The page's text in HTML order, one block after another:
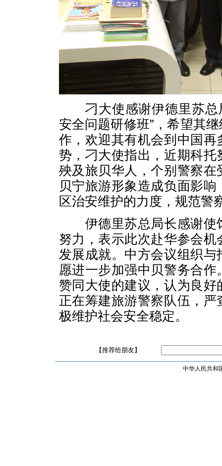
刁大使感谢伊德里苏总
安全问题研修班”，希望其
作，欢迎其有机会到中国
势，刁大使指出，近期科
殃及旅贝华人，个别警察
贝宁旅游形象造成负面影
区治安维护的力度，规范警
伊德里苏总局长感谢使
努力，表示此次赴华参会
发展成就。中方会议组织
愿进一步加强中贝警务合
赞同大使的建议，认为良
正在筹建旅游警察队伍，
极维护社会安全稳定。
【推荐给朋友】
中华人民共和